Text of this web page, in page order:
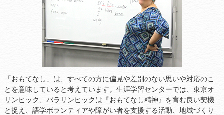
「おもてなし」は、すべての方に偏見や差別のない思いや対応のこ
とを意味していると考えています。生涯学習センターでは、東京オ
リンピック、パラリンピックは『おもてなし精神』を育む良い契機
と捉え、語学ボランティアや障がい者を支援する活動、地域づくり